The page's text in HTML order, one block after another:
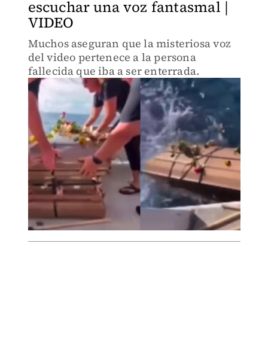
escuchar una voz fantasmal |
VIDEO
Muchos aseguran que la misteriosa voz
del video pertenece a la persona
fallecida que iba a ser enterrada.